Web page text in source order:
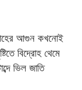
আগুন কখনোই
বিদ্রোহ থেমে
ভিল জাতি